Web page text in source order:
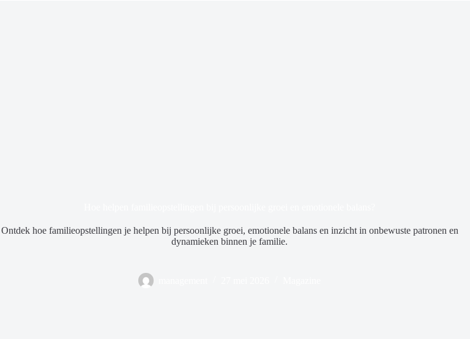
Ontdek hoe familieopstellingen je helpen bij persoonlijke groei, emotionele balans en inzicht in onbewuste patronen en
dynamieken binnen je familie.